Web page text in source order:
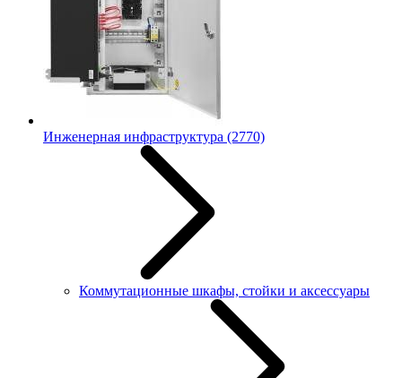
Инженерная инфраструктура (2770)
Коммутационные шкафы, стойки и аксессуары